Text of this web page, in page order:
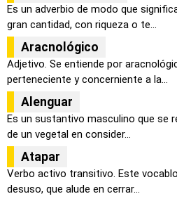
Es un adverbio de modo que
gran cantidad, con riqueza o te...
Aracnológico
Adjetivo. Se entiende por
perteneciente y concerniente a la...
Alenguar
Es un sustantivo masculino que se
de un vegetal en consider...
Atapar
Verbo activo transitivo. Este
desuso, que alude en cerrar...